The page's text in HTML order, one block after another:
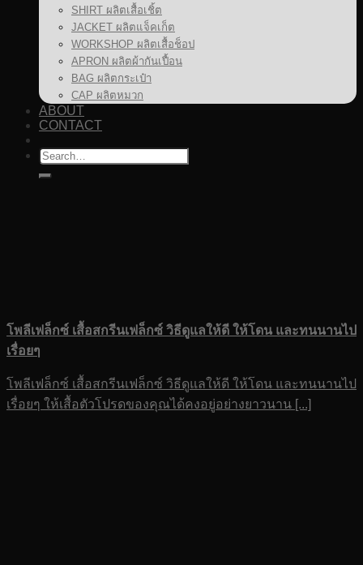
SHIRT ผลิตเสื้อเชิ้ต
JACKET ผลิตแจ็คเก็ต
WORKSHOP ผลิตเสื้อช็อป
APRON ผลิตผ้ากันเปื้อน
BAG ผลิตกระเป๋า
CAP ผลิตหมวก
ABOUT
CONTACT
โพลีเฟล็กซ์ เสื้อสกรีนเฟล็กซ์ วิธีดูแลให้ดี ให้โดน และทนนานไป
เรื่อยๆ
โพลีเฟล็กซ์ เสื้อสกรีนเฟล็กซ์ วิธีดูแลให้ดี ให้โดน และทนนานไป
เรื่อยๆ ให้เสื้อตัวโปรดของคุณได้คงอยู่อย่างยาวนาน [...]